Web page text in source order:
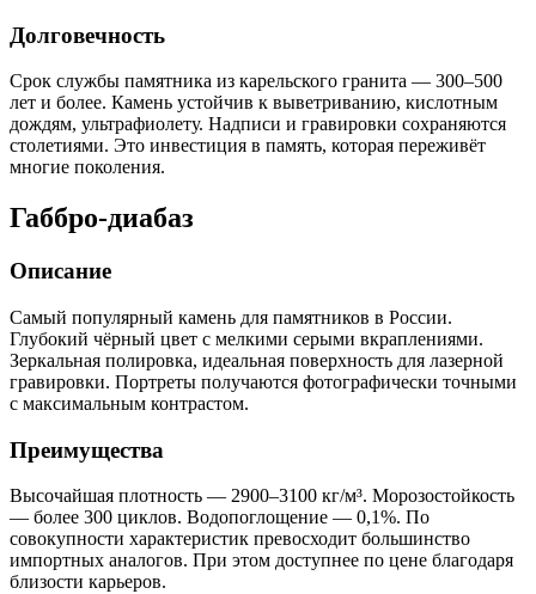
Долговечность
Срок службы памятника из карельского гранита — 300–500
лет и более. Камень устойчив к выветриванию, кислотным
дождям, ультрафиолету. Надписи и гравировки сохраняются
столетиями. Это инвестиция в память, которая переживёт
многие поколения.
Габбро-диабаз
Описание
Самый популярный камень для памятников в России.
Глубокий чёрный цвет с мелкими серыми вкраплениями.
Зеркальная полировка, идеальная поверхность для лазерной
гравировки. Портреты получаются фотографически точными
с максимальным контрастом.
Преимущества
Высочайшая плотность — 2900–3100 кг/м³. Морозостойкость
— более 300 циклов. Водопоглощение — 0,1%. По
совокупности характеристик превосходит большинство
импортных аналогов. При этом доступнее по цене благодаря
близости карьеров.